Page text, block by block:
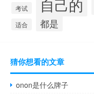
考试 自己的
适合 都是
猜你想看的文章
onon是什么牌子